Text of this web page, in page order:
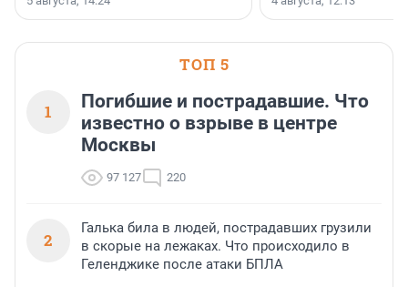
«SUP-свадьба».
посетителям
ТОП 5
1
Погибшие и пострадавшие. Что
известно о взрыве в центре
Москвы
97 127 220
2
Галька била в людей, пострадавших грузили
в скорые на лежаках. Что происходило в
Геленджике после атаки БПЛА